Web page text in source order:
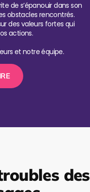
de s’épanouir dans son
obstacles rencontrés.
des valeurs fortes qui
actions.
et notre équipe.
des